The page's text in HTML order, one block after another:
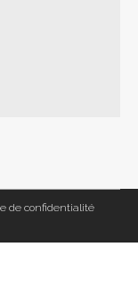
de confidentialité